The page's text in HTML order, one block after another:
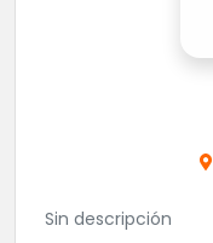
Sin descripción